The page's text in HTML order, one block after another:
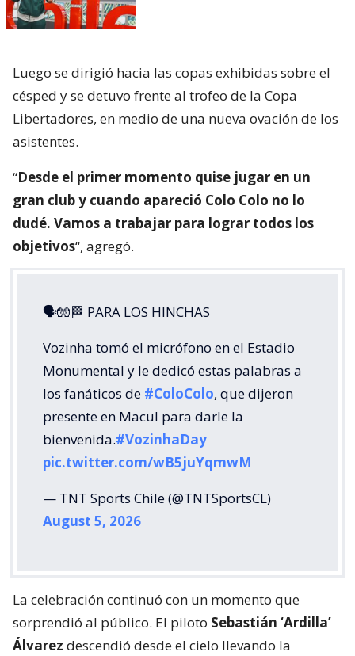
Luego se dirigió hacia las copas exhibidas sobre el
césped y se detuvo frente al trofeo de la Copa
Libertadores, en medio de una nueva ovación de los
asistentes.
“Desde el primer momento quise jugar en un
gran club y cuando apareció Colo Colo no lo
dudé. Vamos a trabajar para lograr todos los
objetivos“, agregó.
🗣🧤🏁 PARA LOS HINCHAS
Vozinha tomó el micrófono en el Estadio
Monumental y le dedicó estas palabras a
los fanáticos de #ColoColo, que dijeron
presente en Macul para darle la
bienvenida.#VozinhaDay
pic.twitter.com/wB5juYqmwM
— TNT Sports Chile (@TNTSportsCL)
August 5, 2026
La celebración continuó con un momento que
sorprendió al público. El piloto Sebastián ‘Ardilla’
Álvarez descendió desde el cielo llevando la